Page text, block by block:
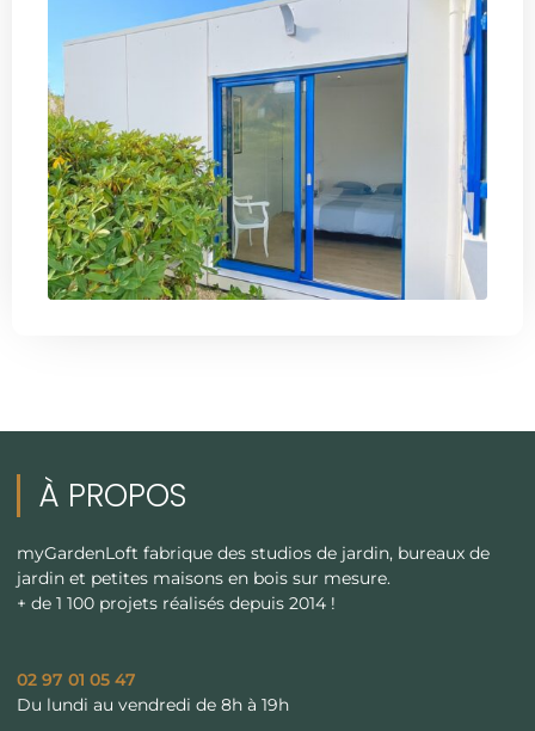
À PROPOS
myGardenLoft fabrique des studios de jardin, bureaux de
jardin et petites maisons en bois sur mesure.
+ de 1 100 projets réalisés depuis 2014 !
02 97 01 05 47
Du lundi au vendredi de 8h à 19h